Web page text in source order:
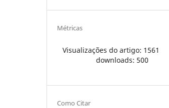
Métricas
Visualizações do artigo: 1561
downloads: 500
Como Citar